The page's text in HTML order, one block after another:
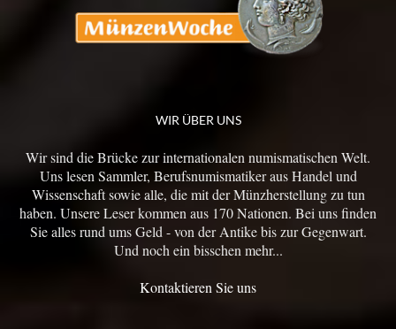
WIR ÜBER UNS
Wir sind die Brücke zur internationalen numismatischen Welt.
Uns lesen Sammler, Berufsnumismatiker aus Handel und
Wissenschaft sowie alle, die mit der Münzherstellung zu tun
haben. Unsere Leser kommen aus 170 Nationen. Bei uns finden
Sie alles rund ums Geld - von der Antike bis zur Gegenwart.
Und noch ein bisschen mehr...
Kontaktieren Sie uns